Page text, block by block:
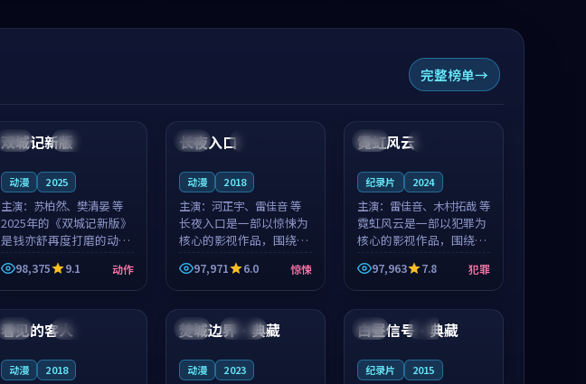
完整榜单
中国 独播
99:40
双城记新版
动漫 2025
主演： 苏柏然、樊清晏 等
2025年的《双城记新版》
是钱亦舒再度打磨的动作
佳作。中国大陆的取景与
沙漠探险的氛围相互成
就，苏柏然与樊清晏的对
片在悬念与...
98,375 9.1 动作
日本
99:53
长夜入口
动漫 2018
主演： 河正宇、雷佳音 等
长夜入口是一部以惊悚为
核心的影视作品，围绕危
机、反转与人物成长展
开，整体节奏紧凑，值得
推荐观看。
97,971 6.0 惊悚
日本
99:20
霓虹风云
纪录片 2024
主演： 雷佳音、木村拓哉 等
霓虹风云是一部以犯罪为
核心的影视作品，围绕危
机、反转与人物成长展
开，整体节奏紧凑，值得
推荐观看。
97,963 7.8 犯罪
泰国 完结
99:05
看见的客人
动漫 2018
中国 连载中
99:31
焚城边界·典藏
动漫 2023
中国 院线
90:34
白昼信号·典藏
纪录片 2015